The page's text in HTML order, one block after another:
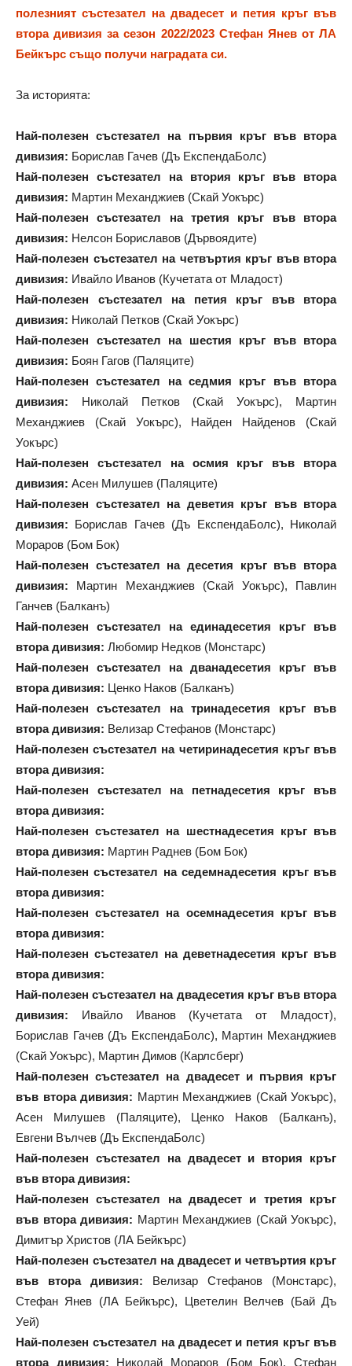
полезният състезател на двадесет и петия кръг във
втора дивизия за сезон 2022/2023 Стефан Янев от ЛА
Бейкърс също получи наградата си.
За историята:
Най-полезен състезател на първия кръг във втора
дивизия: Борислав Гачев (Дъ ЕкспендаБолс)
Най-полезен състезател на втория кръг във втора
дивизия: Мартин Механджиев (Скай Уокърс)
Най-полезен състезател на третия кръг във втора
дивизия: Нелсон Бориславов (Дървоядите)
Най-полезен състезател на четвъртия кръг във втора
дивизия: Ивайло Иванов (Кучетата от Младост)
Най-полезен състезател на петия кръг във втора
дивизия: Николай Петков (Скай Уокърс)
Най-полезен състезател на шестия кръг във втора
дивизия: Боян Гагов (Паляците)
Най-полезен състезател на седмия кръг във втора
дивизия: Николай Петков (Скай Уокърс), Мартин
Механджиев (Скай Уокърс), Найден Найденов (Скай
Уокърс)
Най-полезен състезател на осмия кръг във втора
дивизия: Асен Милушев (Паляците)
Най-полезен състезател на деветия кръг във втора
дивизия: Борислав Гачев (Дъ ЕкспендаБолс), Николай
Мораров (Бом Бок)
Най-полезен състезател на десетия кръг във втора
дивизия: Мартин Механджиев (Скай Уокърс), Павлин
Ганчев (Балканъ)
Най-полезен състезател на единадесетия кръг във
втора дивизия: Любомир Недков (Монстарс)
Най-полезен състезател на дванадесетия кръг във
втора дивизия: Ценко Наков (Балканъ)
Най-полезен състезател на тринадесетия кръг във
втора дивизия: Велизар Стефанов (Монстарс)
Най-полезен състезател на четиринадесетия кръг във
втора дивизия:
Най-полезен състезател на петнадесетия кръг във
втора дивизия:
Най-полезен състезател на шестнадесетия кръг във
втора дивизия: Мартин Раднев (Бом Бок)
Най-полезен състезател на седемнадесетия кръг във
втора дивизия:
Най-полезен състезател на осемнадесетия кръг във
втора дивизия:
Най-полезен състезател на деветнадесетия кръг във
втора дивизия:
Най-полезен състезател на двадесетия кръг във втора
дивизия: Ивайло Иванов (Кучетата от Младост),
Борислав Гачев (Дъ ЕкспендаБолс), Мартин Механджиев
(Скай Уокърс), Мартин Димов (Карлсберг)
Най-полезен състезател на двадесет и първия кръг
във втора дивизия: Мартин Механджиев (Скай Уокърс),
Асен Милушев (Паляците), Ценко Наков (Балканъ),
Евгени Вълчев (Дъ ЕкспендаБолс)
Най-полезен състезател на двадесет и втория кръг
във втора дивизия:
Най-полезен състезател на двадесет и третия кръг
във втора дивизия: Мартин Механджиев (Скай Уокърс),
Димитър Христов (ЛА Бейкърс)
Най-полезен състезател на двадесет и четвъртия кръг
във втора дивизия: Велизар Стефанов (Монстарс),
Стефан Янев (ЛА Бейкърс), Цветелин Велчев (Бай Дъ
Уей)
Най-полезен състезател на двадесет и петия кръг във
втора дивизия: Николай Мораров (Бом Бок), Стефан